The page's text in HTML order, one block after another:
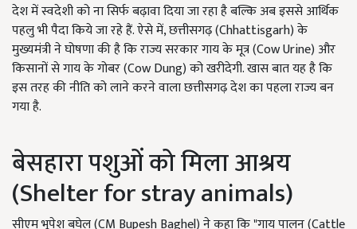
देश में स्वदेशी को ना सिर्फ बढ़ावा दिया जा रहा है बल्कि अब इससे आर्थिक
पहलु भी पैदा किये जा रहे हैं. ऐसे में, छत्तीसगढ़ (Chhattisgarh) के
मुख्यमंत्री ने घोषणा की है कि राज्य सरकार गाय के मूत्र (Cow Urine) और
किसानों से गाय के गोबर (Cow Dung) को खरीदेगी. खास बात यह है कि
इस तरह की नीति को लाने करने वाला छत्तीसगढ़ देश का पहला राज्य बन
गया है.
बेसहारा पशुओं को मिला आश्रय
(Shelter for stray animals)
सीएम भूपेश बघेल (CM Bupesh Baghel) ने कहा कि "गाय पालन (Cattle